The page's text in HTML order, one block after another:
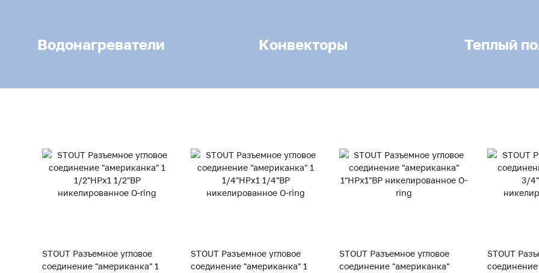
Водонагреватели Конвекторы Теплый
STOUT Разъемное угловое
соединение "американка" 1
STOUT Разъемное угловое
соединение "американка" 1
STOUT Разъемное угловое
соединение "американка"
STOUT